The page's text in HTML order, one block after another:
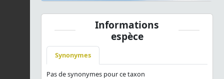
Informations
espèce
Synonymes
Pas de synonymes pour ce taxon